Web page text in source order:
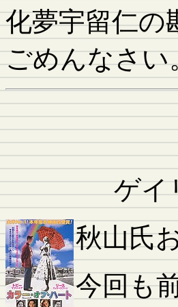
化夢宇留仁の
ごめんなさい
ゲイ
秋山氏
今回も